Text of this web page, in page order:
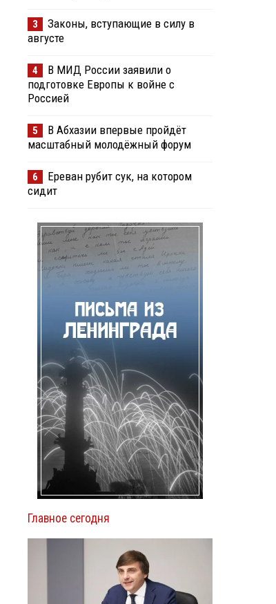
3
Законы, вступающие в силу в
августе
4
В МИД России заявили о
подготовке Европы к войне с
Россией
5
В Абхазии впервые пройдёт
масштабный молодёжный форум
6
Ереван рубит сук, на котором
сидит
Главное сегодня